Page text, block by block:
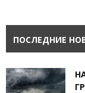
ПОСЛЕДНИЕ